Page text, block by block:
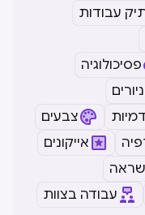
עבודות
פסיכולוגיה
צבעים
אייקונים
עבודה בצוות